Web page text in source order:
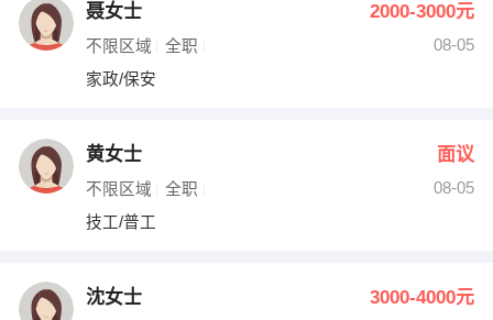
聂女士 2000-3000元
不限区域 全职
08-05
家政/保安
黄女士 面议
不限区域 全职
08-05
技工/普工
沈女士 3000-4000元